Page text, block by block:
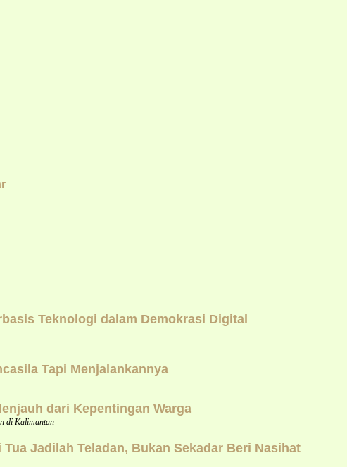
Teknologi dalam Demokrasi Digital
Tapi Menjalankannya
dari Kepentingan Warga
di Kalimantan
Jadilah Teladan, Bukan Sekadar Beri Nasihat